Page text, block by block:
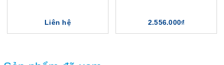
Liên hệ 2.556.000₫